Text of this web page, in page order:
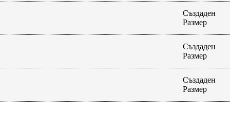
Създаден
Размер
Създаден
Размер
Създаден
Размер